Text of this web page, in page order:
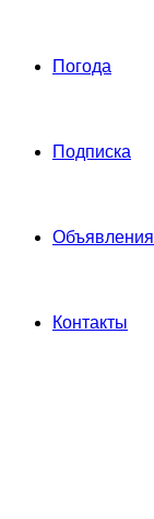
Погода
Подписка
Объявления
Контакты